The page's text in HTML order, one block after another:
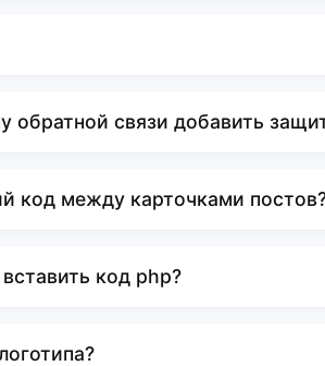
обратной связи добавить
код между карточками
код php?